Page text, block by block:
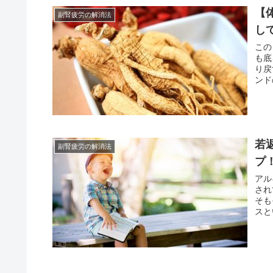
副腎疲労の解消法
し
こ
も
り
ン
副腎疲労の解消法
若
プ
ア
さ
そ
ス